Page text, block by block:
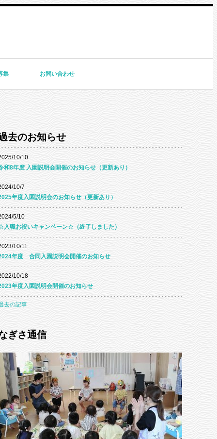
集 お問い合わせ
去のお知らせ
10/10
和8年度 入園説明会開催のお知らせ（更新あり）
10/7
年度入園説明会のお知らせ（更新あり）
5/10
入職お祝いキャンペーン☆（終了しました）
10/11
年度 合同入園説明会開催のお知らせ
10/18
年度入園説明会開催のお知らせ
去の記事
ぎさ通信